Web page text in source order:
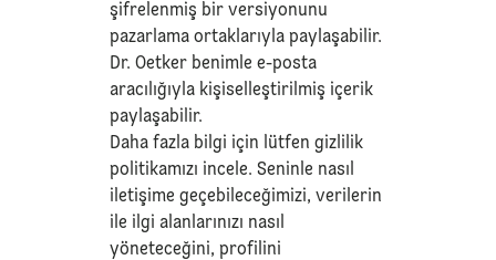
şifrelenmiş bir versiyonunu
pazarlama ortaklarıyla paylaşabilir.
Dr. Oetker benimle e-posta
aracılığıyla kişiselleştirilmiş içerik
paylaşabilir.
Daha fazla bilgi için lütfengizlilik
politikamızı incele. Seninle nasıl
iletişime geçebileceğimizi, verilerin
ile ilgi alanlarınızı nasıl
yöneteceğini, profilini